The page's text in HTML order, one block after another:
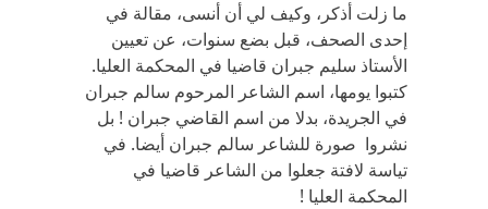
ما زلت أذكر، وكيف لي أن أنسى، مقالة في
إحدى الصحف، قبل بضع سنوات، عن تعيين
الأستاذ سليم جبران قاضيا في المحكمة العليا.
كتبوا يومها، اسم الشاعر المرحوم سالم جبران
في الجريدة، بدلا من اسم القاضي جبران ! بل
نشروا صورة للشاعر سالم جبران أيضا. في
تياسة لافتة جعلوا من الشاعر قاضيا في
المحكمة العليا !